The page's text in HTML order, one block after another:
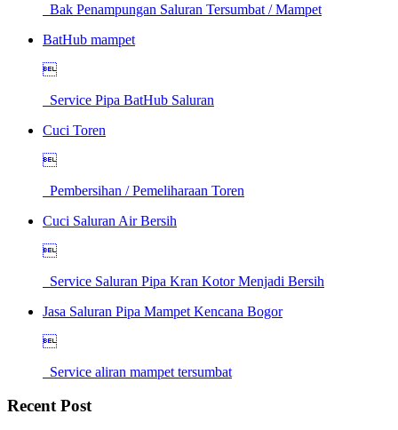
Bak Penampungan Saluran Tersumbat / Mampet
BatHub mampet

Service Pipa BatHub Saluran
Cuci Toren

Pembersihan / Pemeliharaan Toren
Cuci Saluran Air Bersih

Service Saluran Pipa Kran Kotor Menjadi Bersih
Jasa Saluran Pipa Mampet Kencana Bogor

Service aliran mampet tersumbat
Recent Post